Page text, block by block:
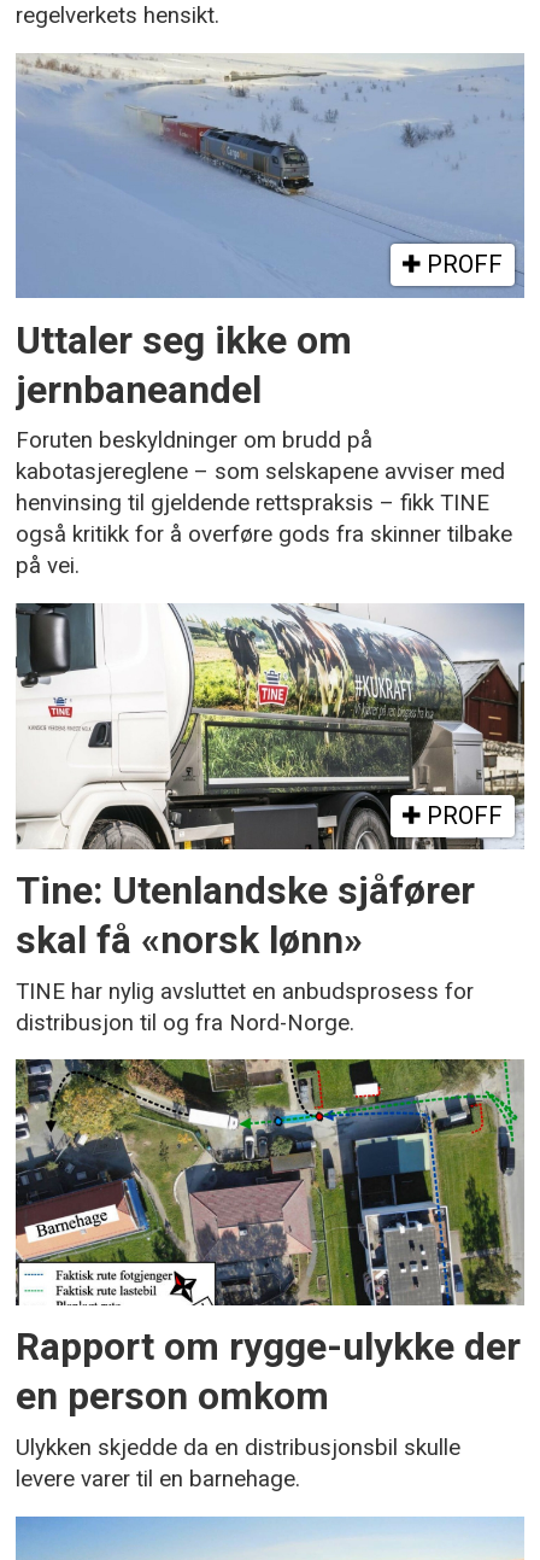
regelverkets hensikt.
PROFF
Uttaler seg ikke om
jernbaneandel
Foruten beskyldninger om brudd på
kabotasjereglene – som selskapene avviser med
henvinsing til gjeldende rettspraksis – fikk TINE
også kritikk for å overføre gods fra skinner tilbake
på vei.
PROFF
Tine: Utenlandske sjåfører
skal få «norsk lønn»
TINE har nylig avsluttet en anbudsprosess for
distribusjon til og fra Nord-Norge.
Rapport om rygge-ulykke der
en person omkom
Ulykken skjedde da en distribusjonsbil skulle
levere varer til en barnehage.